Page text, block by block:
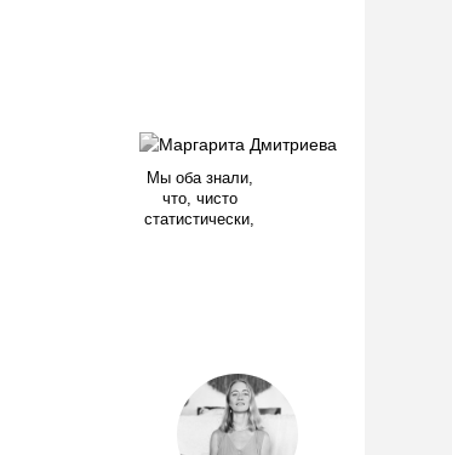
Мы оба знали,
что, чисто
статистически,